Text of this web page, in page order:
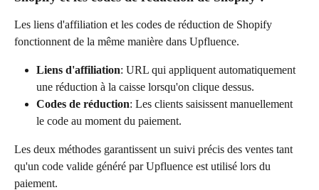
Les liens d'affiliation et les codes de réduction de Shopify
fonctionnent de la même manière dans Upfluence.
Liens d'affiliation: URL qui appliquent automatiquement
une réduction à la caisse lorsqu'on clique dessus.
Codes de réduction: Les clients saisissent manuellement
le code au moment du paiement.
Les deux méthodes garantissent un suivi précis des ventes tant
qu'un code valide généré par Upfluence est utilisé lors du
paiement.